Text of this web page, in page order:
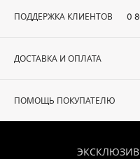
ПОДДЕРЖКА КЛИЕНТОВ 0
ДОСТАВКА И ОПЛАТА
ПОМОЩЬ ПОКУПАТЕЛЮ